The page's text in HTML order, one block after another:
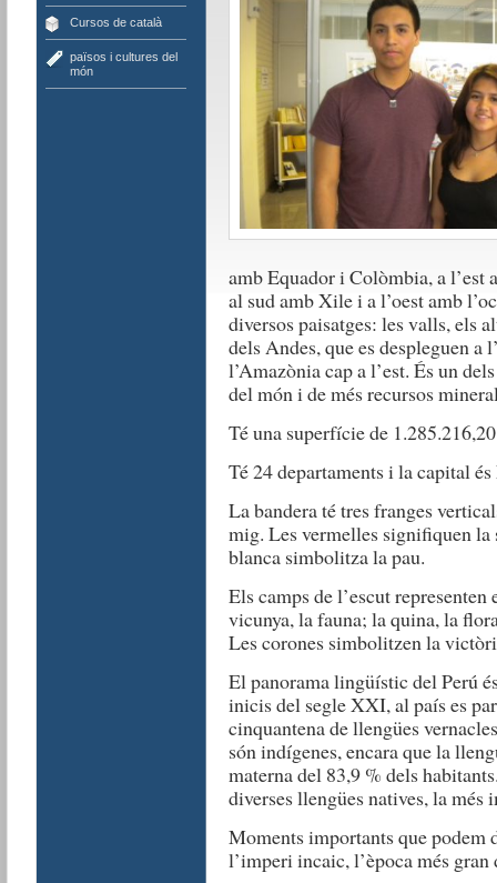
Cursos de català
països i cultures del
món
amb Equador i Colòmbia, a
al sud amb Xile i a l’oest amb
diversos paisatges: les valls, els
dels Andes, que es despleguen a
l’Amazònia cap a l’est. És un
del món i de més recursos
Té una superfície de
Té 24 departaments i la capital
La bandera té tres franges
mig. Les vermelles signifiquen la
blanca simbolitza la pau.
Els camps de l’escut
vicunya, la fauna; la quina, la
Les corones simbolitzen la
El panorama lingüístic del Perú
inicis del segle XXI, al país es
cinquantena de llengües
són indígenes, encara que la
materna del 83,9 % dels
diverses llengües natives, la més
Moments importants que podem
l’imperi incaic, l’època més